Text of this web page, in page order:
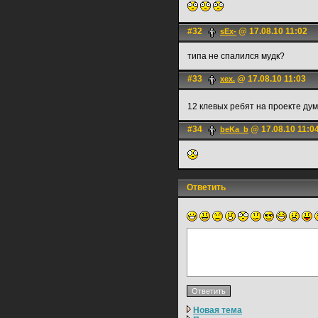
#32 sEx- @ 17.08.10 11:02
типа не спалился мудк?
#33 xex. @ 17.08.10 11:03
12 клевых ребят на проекте
#34 beKa_b @ 17.08.10
Ответить
Новая тема